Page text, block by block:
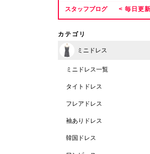
スタッフブログ
カテゴリ
ミニドレス
ミニドレス一覧
タイトドレス
フレアドレス
袖ありドレス
韓国ドレス